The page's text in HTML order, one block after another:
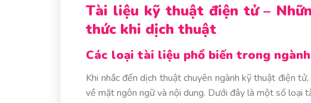
Tài liệu kỹ thuật điện tử –
thức khi dịch thuật
Các loại tài liệu phổ biến trong
Khi nhắc đến dịch thuật chuyên ngành kỹ thuật điện
về mặt ngôn ngữ và nội dung. Dưới đây là một số loại